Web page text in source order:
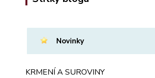
Novinky
KRMENÍ A SUROVINY